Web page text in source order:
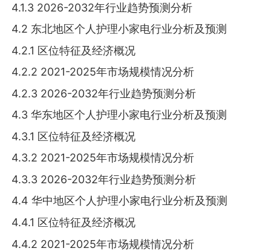
4.1.3 2026-2032年行业趋势预测分析
4.2 东北地区个人护理小家电行业分析及预测
4.2.1 区位特征及经济概况
4.2.2 2021-2025年市场规模情况分析
4.2.3 2026-2032年行业趋势预测分析
4.3 华东地区个人护理小家电行业分析及预测
4.3.1 区位特征及经济概况
4.3.2 2021-2025年市场规模情况分析
4.3.3 2026-2032年行业趋势预测分析
4.4 华中地区个人护理小家电行业分析及预测
4.4.1 区位特征及经济概况
4.4.2 2021-2025年市场规模情况分析